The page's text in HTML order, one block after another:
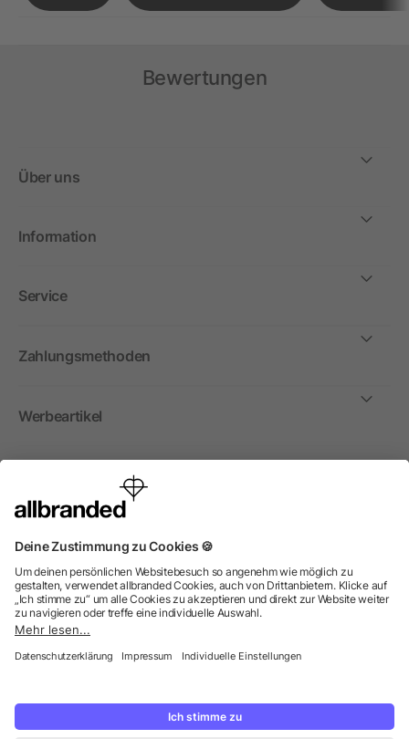
Bewertungen
Über uns
Information
Service
Zahlungsmethoden
Werbeartikel
International
Wir verkaufen Werbeartikel, Werbemittel und
Vereine. Alle Preise zzgl. MwSt.